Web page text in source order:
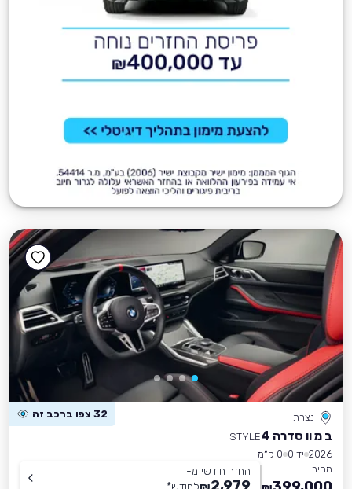
נצרת 32 צפו ברכב זה
ב מ וו סדרה 4
STYLE
2026 יד 0
0 ק״מ
מחיר
החזר חודשי מ-